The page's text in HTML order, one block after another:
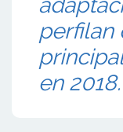
perfilan
en 2018.